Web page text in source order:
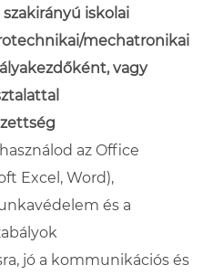
iskolai
mechatronikai
vagy
az Office
Excel, Word),
és a
jó a kommunikációs és